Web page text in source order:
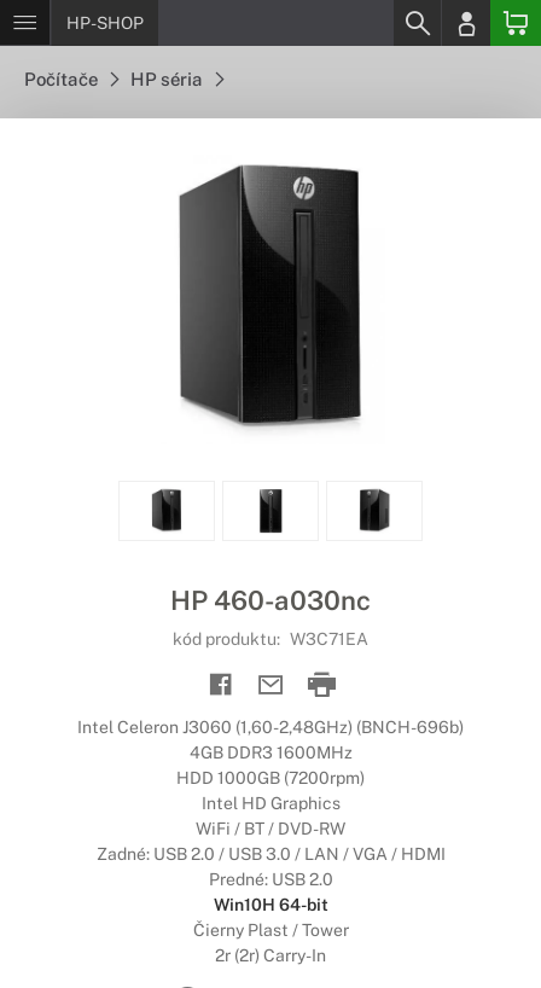
HP-SHOP
Počítače HP séria
HP 460-a030nc
kód produktu: W3C71EA
Intel Celeron J3060 (1,60-2,48GHz) (BNCH-696b)
4GB DDR3 1600MHz
HDD 1000GB (7200rpm)
Intel HD Graphics
WiFi / BT / DVD-RW
Zadné: USB 2.0 / USB 3.0 / LAN / VGA / HDMI
Predné: USB 2.0
Win10H 64-bit
Čierny Plast / Tower
2r (2r) Carry-In